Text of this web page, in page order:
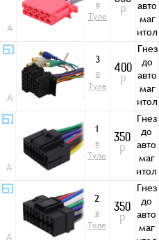
A
в
Туле
Р
авто
маг
итол
ы
A
3
в
Туле
400
Р
Гнез
до
авто
маг
итол
ы
A
1
в
Туле
350
Р
Гнез
до
авто
маг
итол
ы
A
2
в
Туле
350
Р
Гнез
до
авто
маг